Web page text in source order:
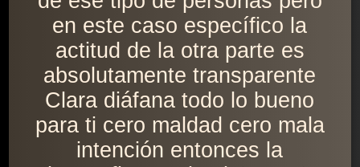
en este caso específico la
actitud de la otra parte es
absolutamente transparente
Clara diáfana todo lo bueno
para ti cero maldad cero mala
intención entonces la